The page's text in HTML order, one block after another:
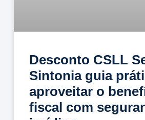
Desconto CSLL
Sintonia guia
aproveitar o
fiscal com